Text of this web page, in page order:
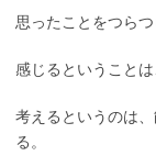
思ったことをつらつ
感じるということ
考えるというのは
る。